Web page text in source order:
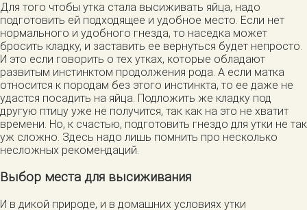
Для того чтобы утка стала высиживать яйца, надо
подготовить ей подходящее и удобное место. Если нет
нормального и удобного гнезда, то наседка может
бросить кладку, и заставить ее вернуться будет непросто.
И это если говорить о тех утках, которые обладают
развитым инстинктом продолжения рода. А если матка
относится к породам без этого инстинкта, то ее даже не
удастся посадить на яйца. Подложить же кладку под
другую птицу уже не получится, так как на это не хватит
времени. Но, к счастью, подготовить гнездо для утки не так
уж сложно. Здесь надо лишь помнить про несколько
несложных рекомендаций.
Выбор места для высиживания
И в дикой природе, и в домашних условиях утки